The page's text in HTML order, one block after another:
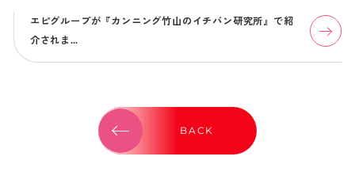
エピグループが『カンニング竹山のイチバン研究所』で紹
介されま…
BACK